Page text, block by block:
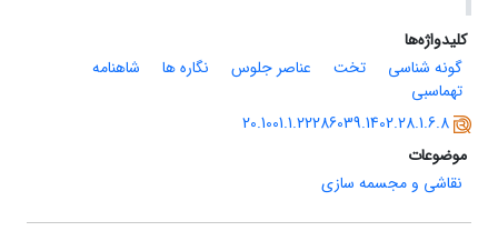
کلیدواژه‌ها
گونه شناسی
تخت عناصر جلوس نگاره ها
شاهنامه
تهماسبی
20.1001.1.22286039.1402.28.1.6.8
موضوعات
نقاشی و مجسمه سازی